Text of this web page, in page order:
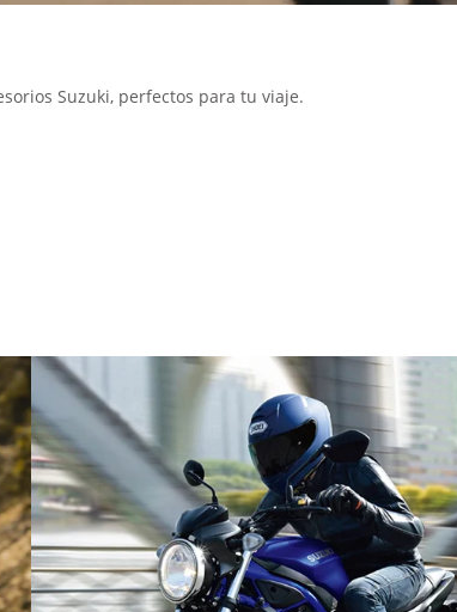
Suzuki, perfectos para tu viaje.